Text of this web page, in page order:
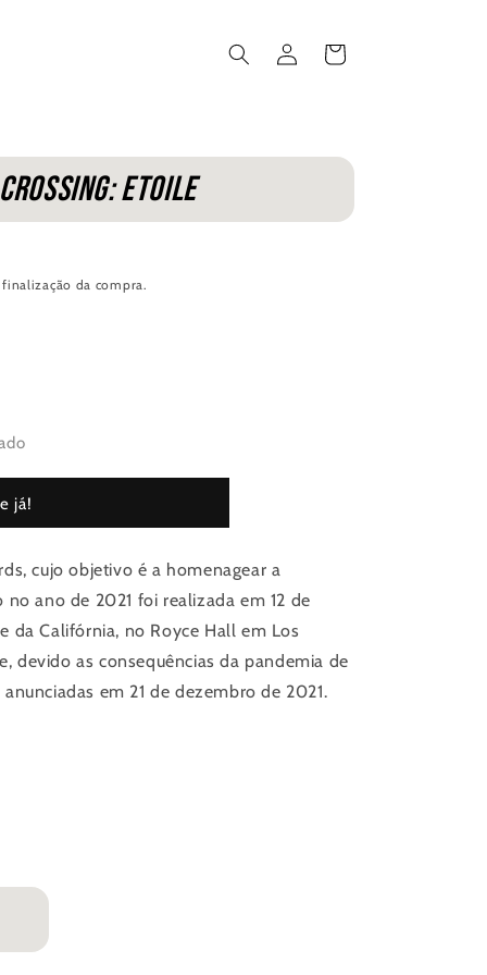
Iniciar
sessão
Carrinho
Etoile
da compra.
já!
cujo objetivo é a homenagear a
ano de 2021 foi realizada em 12 de
da Califórnia, no Royce Hall em Los
devido as consequências da pandemia de
em 21 de dezembro de 2021.